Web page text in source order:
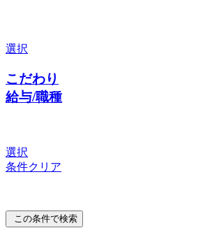
選択
こだわり
給与/職種
選択
条件クリア
この条件で検索